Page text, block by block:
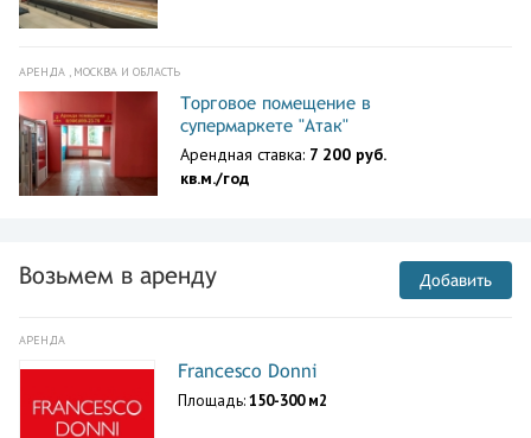
АРЕНДА , МОСКВА И ОБЛАСТЬ
Торговое помещение в
супермаркете "Атак"
Арендная ставка: 7 200 руб.
кв.м./год
Возьмем в аренду Добавить
АРЕНДА
Francesco Donni
Площадь:150-300 м2